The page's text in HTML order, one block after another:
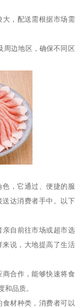
，配送需根据市场需
周边地区，确保不同区
，它通过、便捷的服
达消费者手中。以下
亲自前往市场或超市选
说，大地提高了生活
合作，能够快速将食
和品质。
材种类，消费者可以